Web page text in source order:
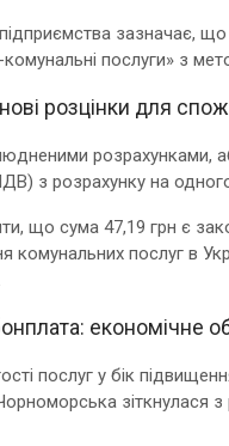
підприємства зазначає,
послуги» з
розцінки для
розрахунками,
з розрахунку на
що сума 47,19 грн є
комунальних послуг в
економічне
послуг у бік
зіткнулася